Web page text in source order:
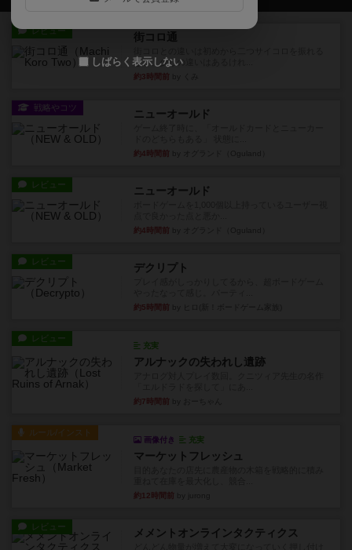
レビュー 街コロ通
など、少しの違いはあるけれ...
約3時間前
戦略やコツ ニューオールド
約4時間前
レビュー ニューオールド
約4時間前
レビュー デクリプト
約5時間前
レビュー
充実
アルナックの失われし遺跡
約7時間前
ルール/インスト
画像付き 充実
マーケットフレッシュ
約12時間前
レビュー メメントオンラインタクティクス
しばらく表示しない